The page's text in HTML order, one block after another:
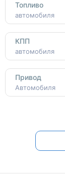
Топливо
автомобиля
КПП
автомобиля
Привод
Автомобиля